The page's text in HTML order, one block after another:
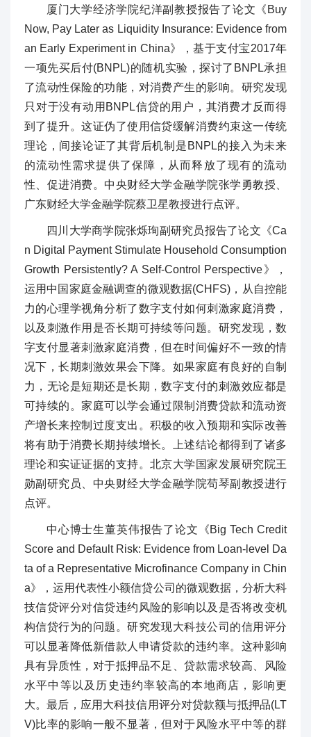
厦门大学经济学院纪洋副教授报告了论文《Buy
Now, Pay Later as Liquidity Insurance: Evidence from
an Early Experiment in China》，基于支付宝2017年
一项先买后付(BNPL)的随机实验，探讨了BNPL承担
了流动性保险的功能，对消费产生的影响。研究发现
只对于没有动用BNPL信贷的用户，其消费才反而得
到了提升。这证伪了使用信贷缓解消费约束这一传统
理论，间接论证了其背后机制是BNPL的接入为未来
的流动性需求提供了保障，从而释放了现有的流动
性、促进消费。中央财经大学金融学院张学勇教授、
广东财经大学金融学院蔡卫星教授进行点评。
四川大学商学院张烁珣副研究员报告了论文《Ca
n Digital Payment Stimulate Household Consumption
Growth Persistently? A Self-Control Perspective》，
运用中国家庭金融调查的微观数据(CHFS)，从自控能
力的心理学视角分析了数字支付如何刺激家庭消费，
以及刺激作用是否长期可持续等问题。研究发现，数
字支付显著刺激家庭消费，但在时间偏好不一致的情
况下，长期刺激效果会下降。如果家庭有良好的自制
力，无论是短期还是长期，数字支付的刺激效应都是
可持续的。家庭可以学会通过限制消费贷款和流动资
产增长来控制过度支出。积极的收入预期和实际改善
将有助于消费长期持续增长。上述结论都得到了诸多
理论和实证证据的支持。北京大学国家发展研究院王
勋副研究员、中央财经大学金融学院苟琴副教授进行
点评。
中心博士生董英伟报告了论文《Big Tech Credit
Score and Default Risk: Evidence from Loan-level Da
ta of a Representative Microfinance Company in Chin
a》，运用代表性小额信贷公司的微观数据，分析大科
技信贷评分对信贷违约风险的影响以及是否将改变机
构信贷行为的问题。研究发现大科技公司的信用评分
可以显著降低新借款人申请贷款的违约率。这种影响
具有异质性，对于抵押品不足、贷款需求较高、风险
水平中等以及历史违约率较高的本地商店，影响更
大。最后，应用大科技信用评分对贷款额与抵押品(LT
V)比率的影响一般不显著，但对于风险水平中等的群